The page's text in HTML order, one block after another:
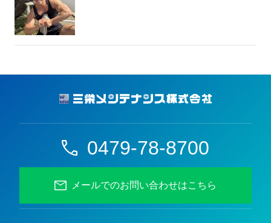
0479-78-8700
メールでのお問い合わせはこちら